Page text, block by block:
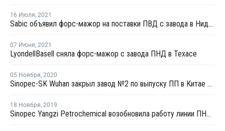
16 Июля, 2021
Sabic объявил форс-мажор на поставки ПВД с завода в Нидерландах
07 Июня, 2021
LyondellBasell сняла форс-мажор с завода ПНД в Техасе
05 Ноября, 2020
Sinopec-SK Wuhan закрыл завод №2 по выпуску ПП в Китае на ремонт
18 Ноября, 2019
Sinopec Yangzi Petrochemical возобновила работу линии ПНД № 1 в Нанкине после планового ремонта